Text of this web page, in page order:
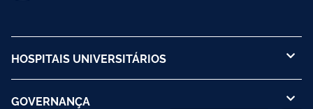
HOSPITAIS UNIVERSITÁRIOS
GOVERNANÇA